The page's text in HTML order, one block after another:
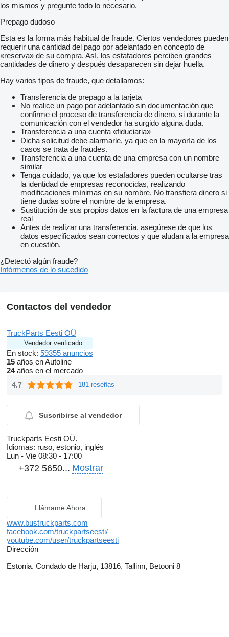
los mismos y pregunte todo lo necesario.
Prepago dudoso
Esta es la forma más habitual de fraude. Ciertos vendedores pueden
requerir una cantidad del pago por adelantado en concepto de
«reserva» de su compra. Así, los estafadores perciben grandes
cantidades de dinero y después desaparecen sin dejar huella.
Hay varios tipos de fraude, que detallamos:
Transferencia de prepago a la tarjeta
No realice un pago por adelantado sin documentación que
confirme el proceso de transferencia de dinero, si durante la
comunicación con el vendedor ha surgido alguna duda.
Transferencia a una cuenta «fiduciaria»
Dicha solicitud debe alarmarle, ya que en la mayoría de los
casos se trata de fraudes.
Transferencia a una cuenta de una empresa con un nombre
similar
Tenga cuidado, ya que los estafadores pueden ocultarse tras
la identidad de empresas reconocidas, realizando
modificaciones mínimas en su nombre. No transfiera dinero si
tiene dudas sobre el nombre de la empresa.
Sustitución de sus propios datos en la factura de una empresa
real
Antes de realizar una transferencia, asegúrese de que los
datos especificados sean correctos y que aludan a la empresa
en cuestión.
¿Detectó algún fraude?
Infórmenos de lo sucedido
Contactos del vendedor
TruckParts Eesti OÜ
Vendedor verificado
En stock: 59355 anuncios
15 años en Autoline
24años en el mercado
4.7 181 reseñas
Suscribirse al vendedor
Truckparts Eesti OÜ.
Idiomas: ruso, estonio, inglés
Lun - Vie 08:30 - 17:00
+372 5650... Mostrar
Llámame Ahora
www.bustruckparts.com
facebook.com/truckpartseesti/
youtube.com/user/truckpartseesti
Dirección
Estonia, Condado de Harju, 13816, Tallinn, Betooni 8